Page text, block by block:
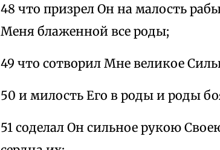
48 что призрел Он на малость
Меня блаженной все роды;
49 что сотворил Мне великое
50 и милость Его в роды и роды
51 соделал Он сильное рукою